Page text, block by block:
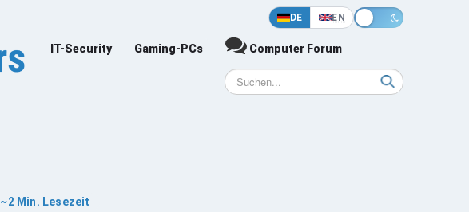
DE EN
IT-Security Gaming-PCs Computer Forum
~2 Min. Lesezeit